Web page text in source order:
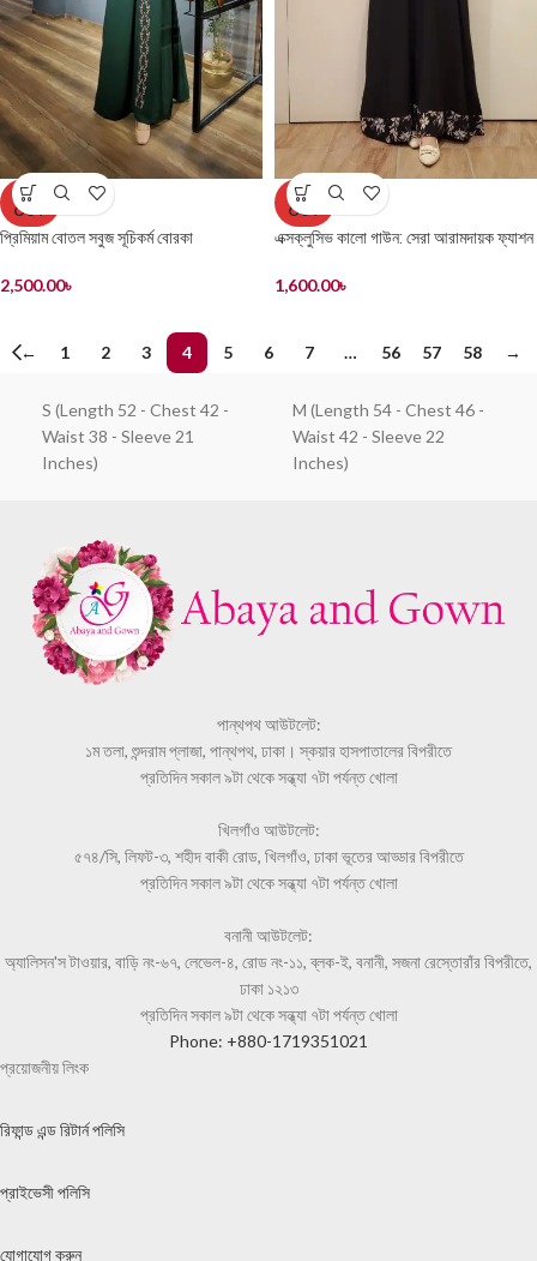
SOLD
OUT
প্রিমিয়াম বোতল সবুজ সূচিকর্ম বোরকা
2,500.00৳
SOLD
OUT
এক্সক্লুসিভ কালো গাউন: সেরা আরামদায়ক ফ্যাশন
1,600.00৳
← 1 2 3 4 5 6 7 … 56 57 58 →
S (Length 52 - Chest 42 -
Waist 38 - Sleeve 21
Inches)
M (Length 54 - Chest 46 -
Waist 42 - Sleeve 22
Inches)
পান্থপথ আউটলেট:
১ম তলা, শুন্দরাম প্লাজা, পান্থপথ, ঢাকা। স্কয়ার হাসপাতালের বিপরীতে
প্রতিদিন সকাল ৯টা থেকে সন্ধ্যা ৭টা পর্যন্ত খোলা
খিলগাঁও আউটলেট:
৫৭৪/সি, লিফট-৩, শহীদ বাকী রোড, খিলগাঁও, ঢাকা ভূতের আড্ডার বিপরীতে
প্রতিদিন সকাল ৯টা থেকে সন্ধ্যা ৭টা পর্যন্ত খোলা
বনানী আউটলেট:
অ্যালিসন'স টাওয়ার, বাড়ি নং-৬৭, লেভেল-৪, রোড নং-১১, ব্লক-ই, বনানী, সজনা রেস্তোরাঁর বিপরীতে,
ঢাকা ১২১৩
প্রতিদিন সকাল ৯টা থেকে সন্ধ্যা ৭টা পর্যন্ত খোলা
Phone: +880-1719351021
প্রয়োজনীয় লিংক
রিফান্ড এন্ড রিটার্ন পলিসি
প্রাইভেসী পলিসি
যোগাযোগ করুন